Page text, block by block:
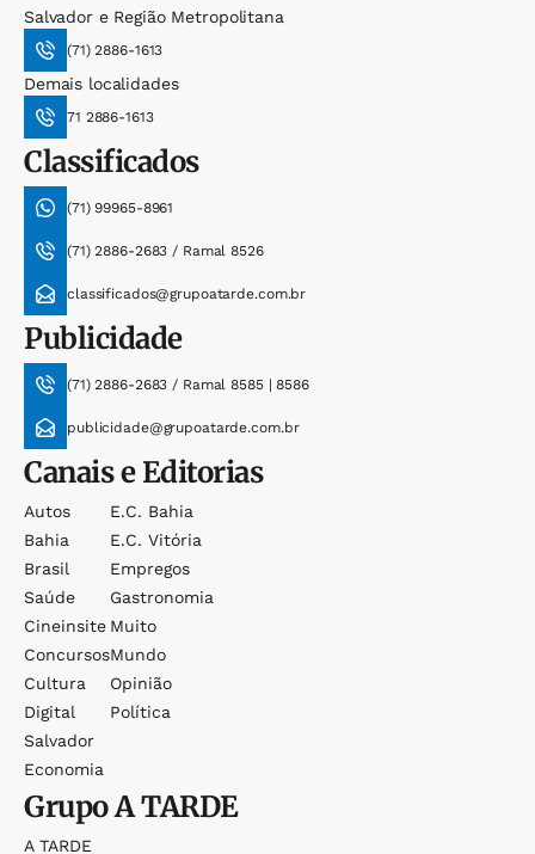
Salvador e Região Metropolitana
(71) 2886-1613
Demais localidades
71 2886-1613
Classificados
(71) 99965-8961
(71) 2886-2683 / Ramal 8526
classificados@grupoatarde.com.br
Publicidade
(71) 2886-2683 / Ramal 8585 | 8586
publicidade@grupoatarde.com.br
Canais e Editorias
Autos
Bahia
Brasil
Saúde
Cineinsite
Concursos
Cultura
Digital
Salvador
Economia
E.c. Bahia
E.c. Vitória
Empregos
Gastronomia
Muito
Mundo
Opinião
Política
GrupoA TARDE
A TARDE